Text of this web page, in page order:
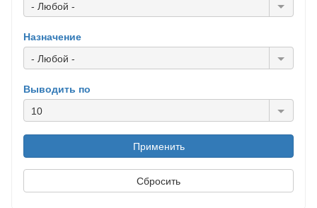
- Любой -
Назначение
- Любой -
Выводить по
10